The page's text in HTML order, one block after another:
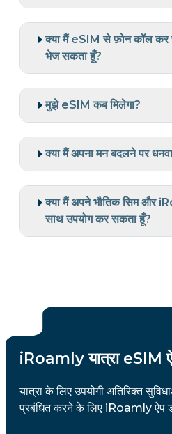
क्या मैं eSIM से फ़ोन कॉल कर
भेज सकता हूँ?
मुझे eSIM कब मिलेगा?
क्या मैं अपना मन बदलने पर
क्या मैं अपने भौतिक सिम और
साथ उपयोग कर सकता हूँ?
iRoamly यात्रा eSIM
यात्रा के लिए उपयोगी अतिरिक्त
प्रबंधित करने के लिए iRoamly ऐप